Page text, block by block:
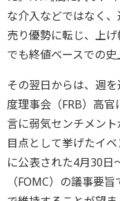
な介入などではなく、
売り優勢に転じ、上
でも終値ベースでの史
その翌日からは、週
度理事会（FRB）高
言に弱気センチメント
目点として挙げたイ
に公表された4月30日
（FOMC）の議事要